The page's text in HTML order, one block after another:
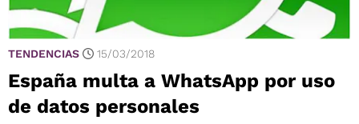
TENDENCIAS 15/03/2018
España multa a WhatsApp por uso
de datos personales